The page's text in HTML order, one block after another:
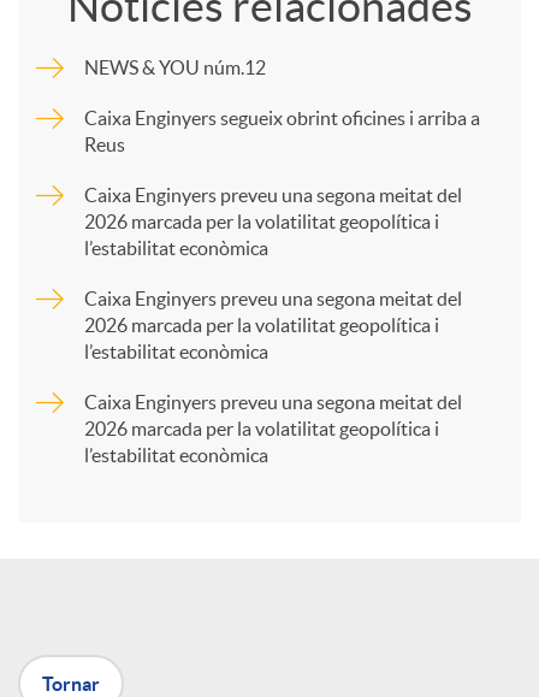
p
a
X
NEWS & YOU núm.12
Caixa Enginyers segueix obrint oficines i arriba a
Reus
Caixa Enginyers preveu una segona meitat del
2026 marcada per la volatilitat geopolítica i
l’estabilitat econòmica
Caixa Enginyers preveu una segona meitat del
2026 marcada per la volatilitat geopolítica i
l’estabilitat econòmica
Caixa Enginyers preveu una segona meitat del
2026 marcada per la volatilitat geopolítica i
l’estabilitat econòmica
Tornar